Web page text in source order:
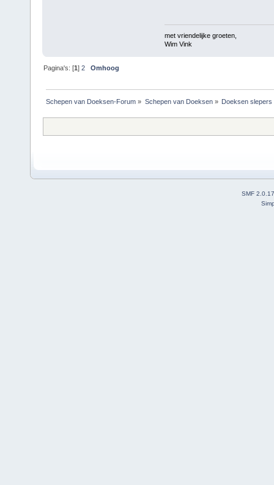
met vriendelijke groeten,
Wim Vink
Pagina's: [1]2 Omhoog
Schepen van Doeksen-Forum » Schepen van Doeksen» Doeksen slepers
SMF 2.0.17